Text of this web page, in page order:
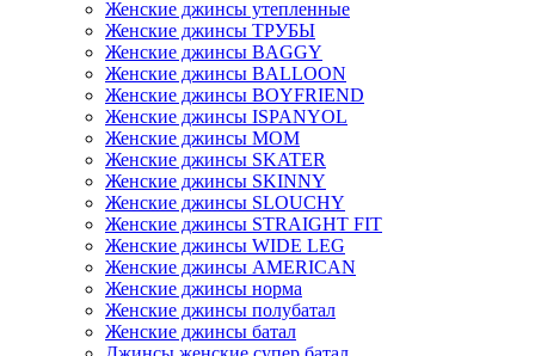
Женские джинсы утепленные
Женские джинсы ТРУБЫ
Женские джинсы BAGGY
Женские джинсы BALLOON
Женские джинсы BOYFRIEND
Женские джинсы ISPANYOL
Женские джинсы МОМ
Женские джинсы SKATER
Женские джинсы SKINNY
Женские джинсы SLOUCHY
Женские джинсы STRAIGHT FIT
Женские джинсы WIDE LEG
Женские джинсы AMERICAN
Женские джинсы норма
Женские джинсы полубатал
Женские джинсы батал